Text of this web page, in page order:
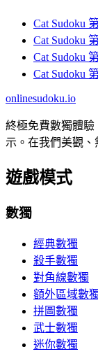
Cat Sudoku
Cat Sudoku
Cat Sudoku
Cat Sudoku
onlinesudoku.io
終極免費數獨體
示。在我們美觀、
遊戲模式
數獨
經典數獨
殺手數獨
對角線數獨
額外區域數
拼圖數獨
武士數獨
迷你數獨